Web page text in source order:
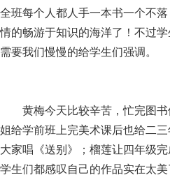
全班每个人都人手一本书一个不
情的畅游于知识的海洋了！不过
需要我们慢慢的给学生们强调。
黄梅今天比较辛苦，忙完图
姐给学前班上完美术课后也给二
大家唱《送别》；榴莲让四年级
学生们都感叹自己的作品实在太